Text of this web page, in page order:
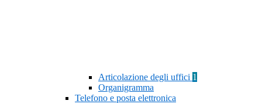
Articolazione degli uffici 1
Organigramma
Telefono e posta elettronica